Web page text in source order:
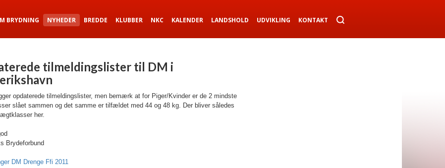
BRYDNING NYHEDER BREDDE KLUBBER NKC KALENDER LANDSHOLD UDVIKLING KONTAKT
tilmeldingslister til DM i
opdaterede tilmeldingslister, men bemærk at for Piger/Kvinder er de 2 mindste
slået sammen og det samme er tilfældet med 44 og 48 kg. Der bliver således
her.
Brydeforbund
DM Drenge Ffi 2011